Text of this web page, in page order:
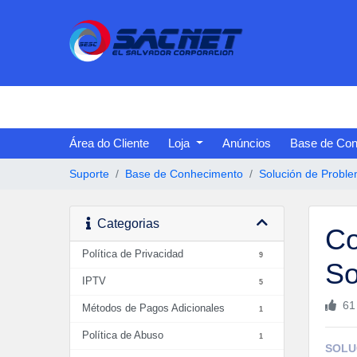
Área do Cliente Loja Anúncios Base de
Suporte Base de Conhecimento Solución de
Categorias
Política de Privacidad 9
IPTV 5
Métodos de Pagos Adicionales 1
Política de Abuso 1
61